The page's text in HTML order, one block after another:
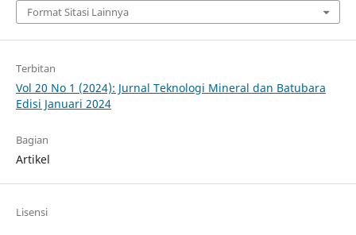
Format Sitasi Lainnya
Terbitan
Vol 20 No 1 (2024): Jurnal Teknologi Mineral dan Batubara
Edisi Januari 2024
Bagian
Artikel
Lisensi